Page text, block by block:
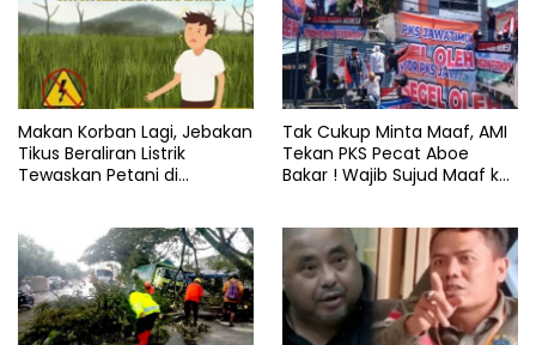
Makan Korban Lagi, Jebakan
Tikus Beraliran Listrik
Tewaskan Petani di
Tak Cukup Minta Maaf, AMI
Tekan PKS Pecat Aboe
Bakar ! Wajib Sujud Maaf ke